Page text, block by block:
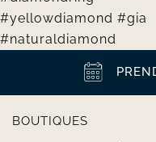
BOUTIQUES